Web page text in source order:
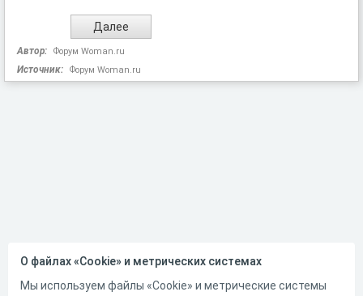
Автор: Форум Woman.ru
Источник: Форум Woman.ru
О файлах «Cookie» и метрических системах
Мы используем файлы «Cookie» и метрические системы